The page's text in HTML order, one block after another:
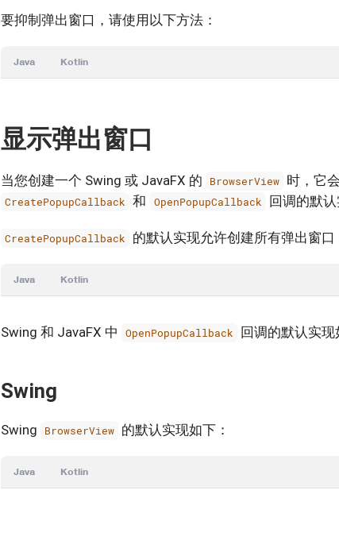
要抑制弹出窗口，请使用以下方法：
Java Kotlin
显示弹出窗口
当您创建一个 Swing 或 JavaFX 的 BrowserView 时，它
CreatePopupCallback 和 OpenPopupCallback 回调的默认
CreatePopupCallback 的默认实现允许创建所有弹出窗口
Java Kotlin
Swing 和 JavaFX 中 OpenPopupCallback 回调的默认实现
Swing
Swing BrowserView 的默认实现如下：
Java Kotlin